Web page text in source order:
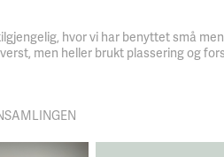
hvor vi har benyttet små
men heller brukt plassering og